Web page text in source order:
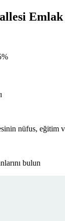
Emlak
%
nüfus, eğitim
bulun